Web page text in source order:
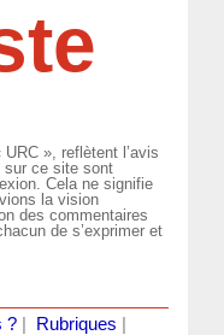
», reflètent l’avis
sur ce site sont
Cela ne signifie
la vision
des commentaires
de s’exprimer et
?| Rubriques